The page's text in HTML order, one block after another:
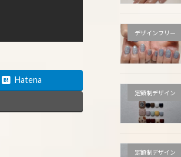
Hatena
デザインフリー
定額制デザイン
定額制デザイン